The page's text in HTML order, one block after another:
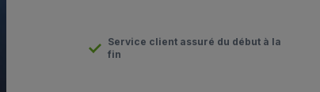
Service client assuré du début à la
fin